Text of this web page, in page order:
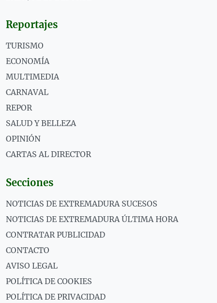
Reportajes
TURISMO
ECONOMÍA
MULTIMEDIA
CARNAVAL
REPOR
SALUD Y BELLEZA
OPINIÓN
CARTAS AL DIRECTOR
Secciones
NOTICIAS DE EXTREMADURA SUCESOS
NOTICIAS DE EXTREMADURA ÚLTIMA HORA
CONTRATAR PUBLICIDAD
CONTACTO
AVISO LEGAL
POLÍTICA DE COOKIES
POLÍTICA DE PRIVACIDAD